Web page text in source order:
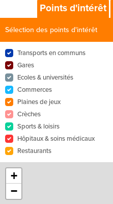
Points d'intérêt
Sélection des points d'intérêt
Transports en communs
Gares
Ecoles & universités
Commerces
Plaines de jeux
Crèches
Sports & loisirs
Hôpitaux & soins médicaux
Restaurants
+
−